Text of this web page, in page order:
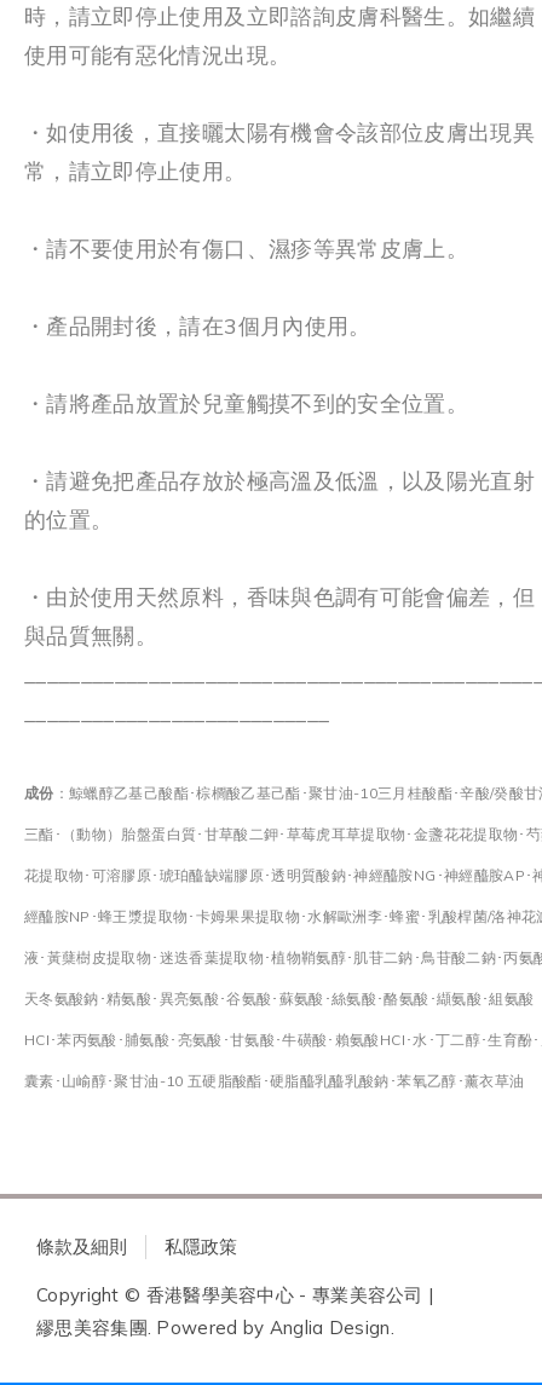
時，請立即停止使用及立即諮詢皮膚科醫生。如繼續
使用可能有惡化情況出現。
・如使用後，直接曬太陽有機會令該部位皮膚出現異
常，請立即停止使用。
・請不要使用於有傷口、濕疹等異常皮膚上。
・產品開封後，請在3個月內使用。
・請將產品放置於兒童觸摸不到的安全位置。
・請避免把產品存放於極高溫及低溫，以及陽光直射
的位置。
・由於使用天然原料，香味與色調有可能會偏差，但
與品質無關。
成份 ：鯨蠟醇乙基己酸酯･棕櫚酸乙基己酯･聚甘油-10三月桂酸酯･辛酸/癸酸甘
三酯･（動物）胎盤蛋白質･甘草酸二鉀･草莓虎耳草提取物･金盞花花提取物･
花提取物･可溶膠原･琥珀醯缺端膠原･透明質酸鈉･神經醯胺NG･神經醯胺AP･
經醯胺NP･蜂王漿提取物･卡姆果果提取物･水解歐洲李･蜂蜜･乳酸桿菌/洛神花
液･黃蘖樹皮提取物･迷迭香葉提取物･植物鞘氨醇･肌苷二鈉･鳥苷酸二鈉･丙氨
天冬氨酸鈉･精氨酸･異亮氨酸･谷氨酸･蘇氨酸･絲氨酸･酪氨酸･纈氨酸･組氨酸
HCI･苯丙氨酸･脯氨酸･亮氨酸･甘氨酸･牛磺酸･賴氨酸HCI･水･丁二醇･生育酚
囊素･山崳醇･聚甘油-10 五硬脂酸酯･硬脂醯乳醯乳酸鈉･苯氧乙醇･薰衣草油
條款及細則 私隱政策
Copyright © 香港醫學美容中心 - 專業美容公司 |
繆思美容集團. Powered by Anglia Design.